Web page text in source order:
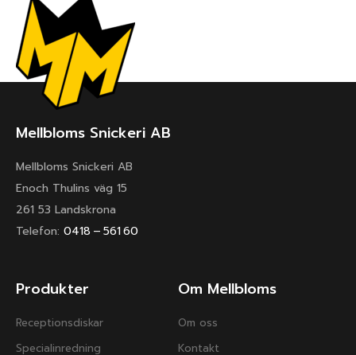
Mellbloms Snickeri AB
Mellbloms Snickeri AB
Enoch Thulins väg 15
261 53 Landskrona
Telefon: 0418 – 561 60
Produkter
Receptionsdiskar
Specialinredning
Om Mellbloms
Om oss
Kontakt